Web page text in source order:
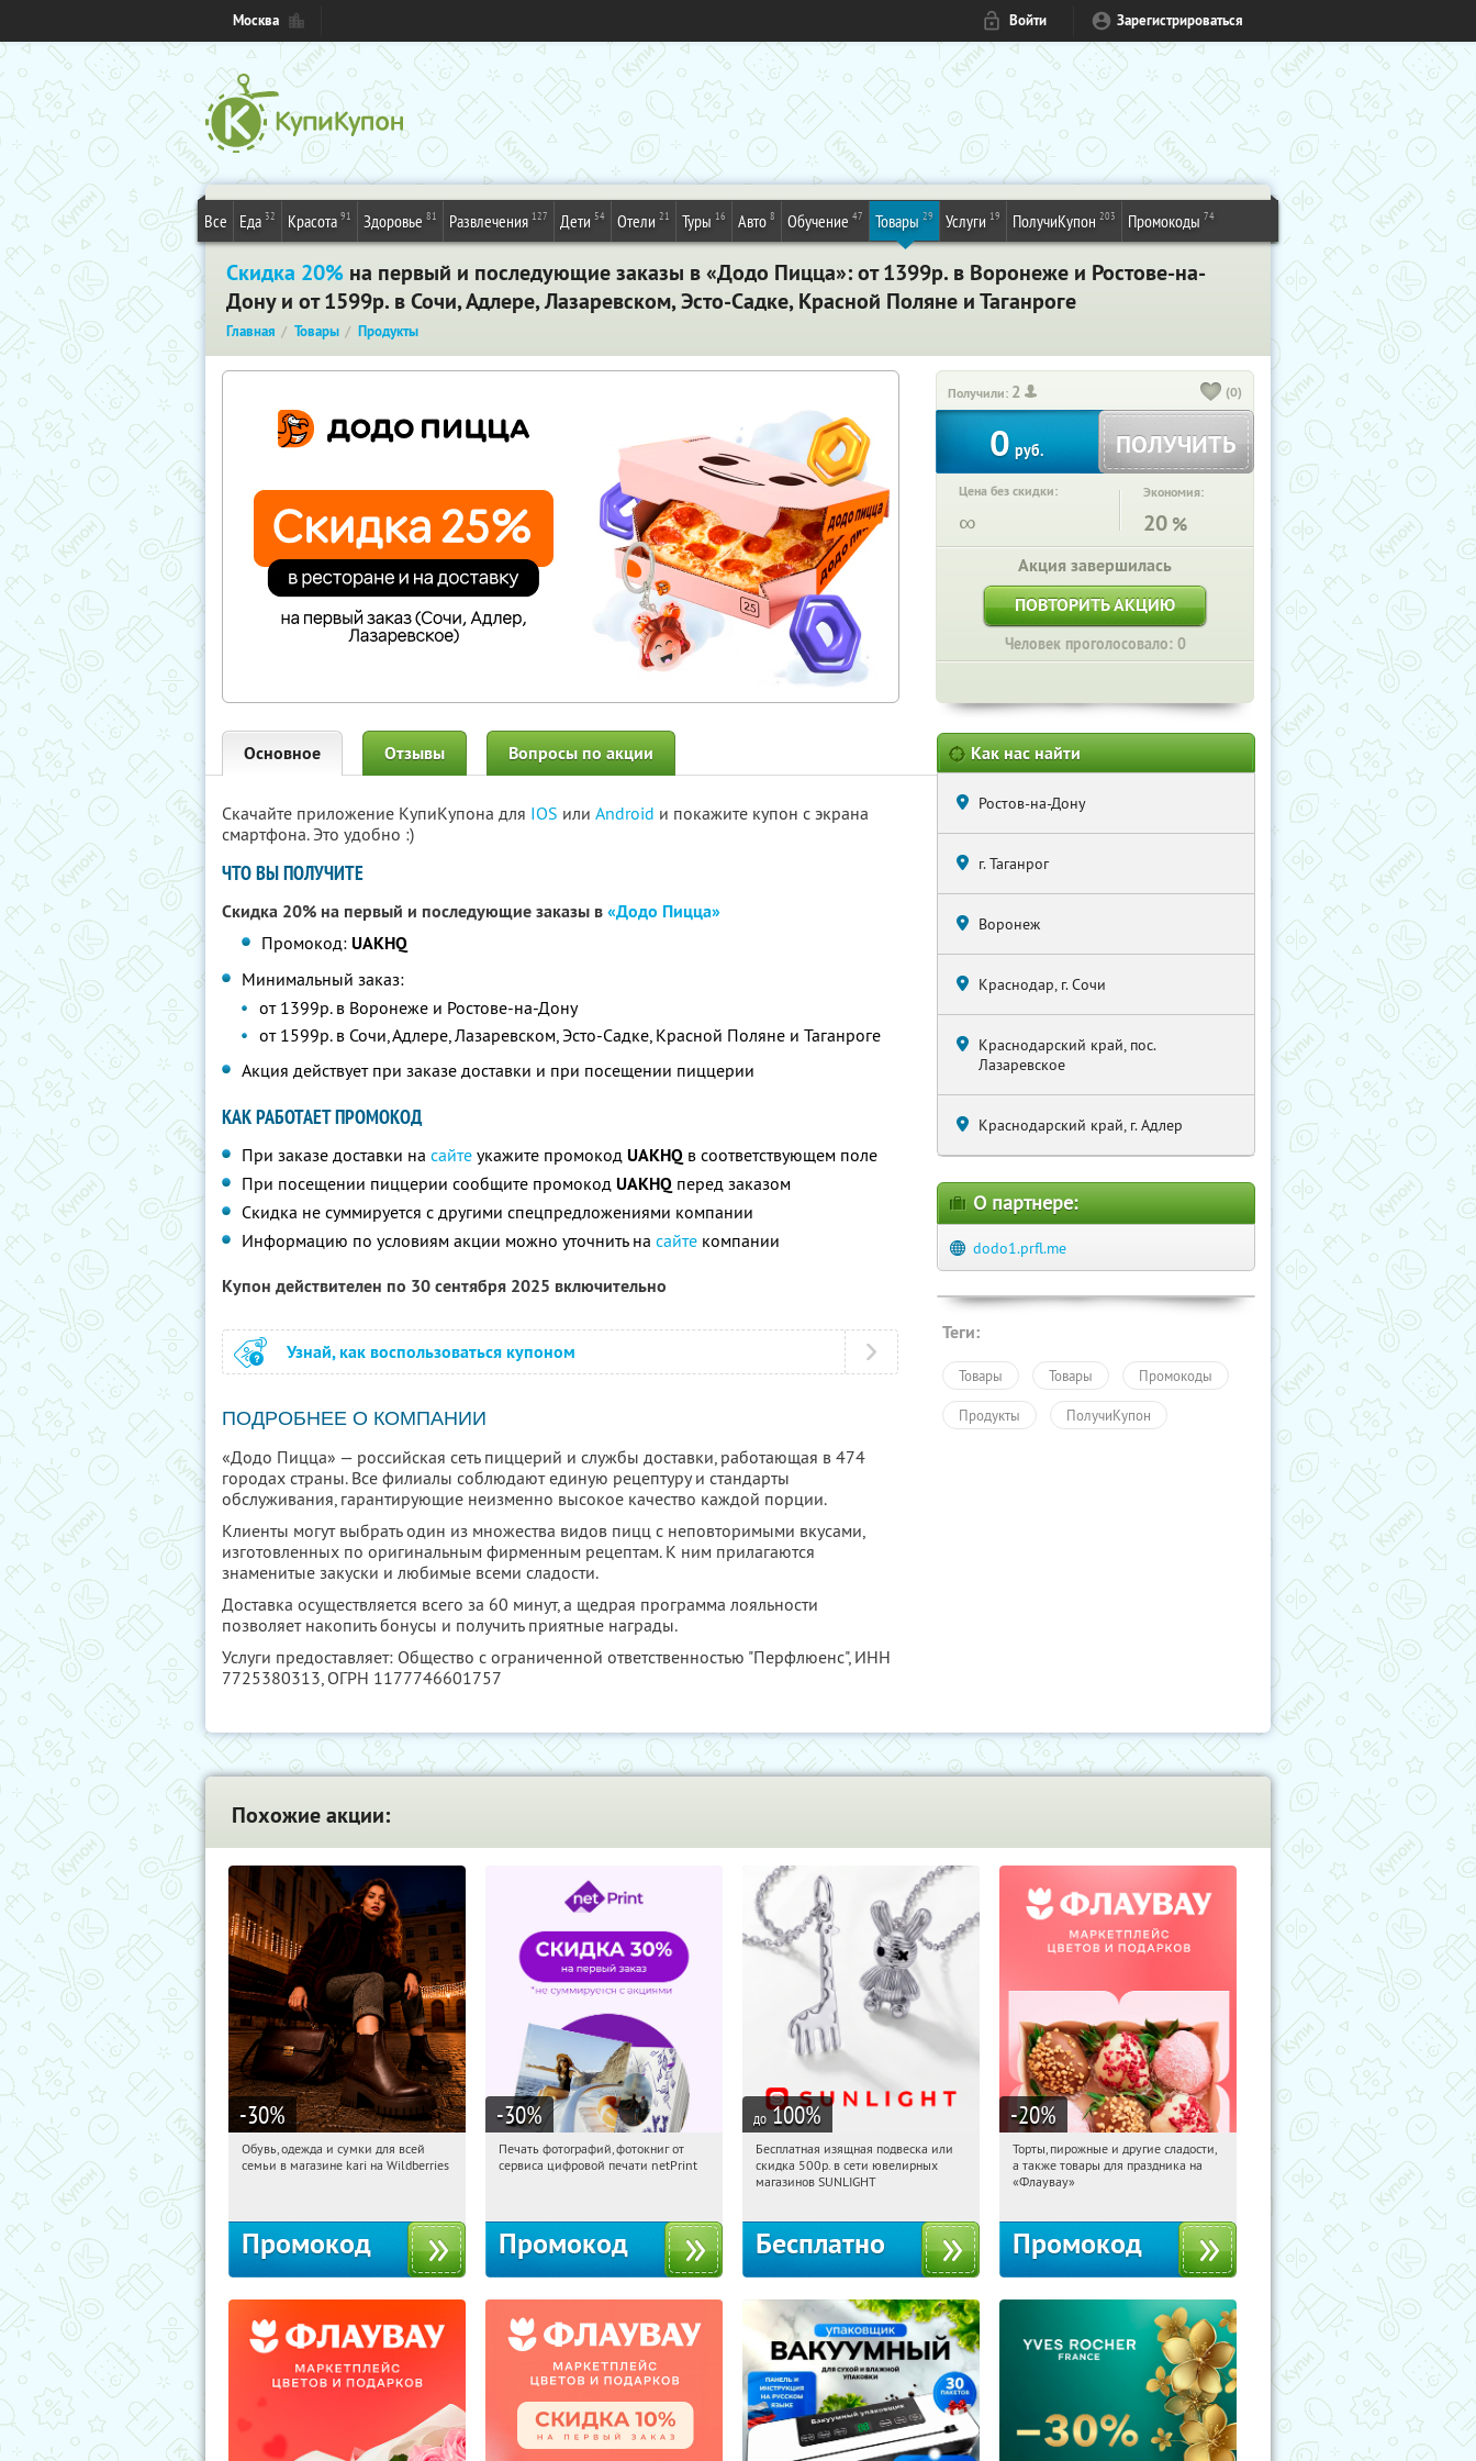
Москва Войти Зарегистрироваться
Все Еда 32 Красота 91 Здоровье 81 Развлечения 127 Дети 54 Отели 21 Туры 16 Авто 8 Обучение 47 Товары 29 Услуги 19 ПолучиКупон 203 Промокоды 74
Скидка 20% на первый и последующие заказы в «Додо Пицца»: от 1399р. в Воронеже и Ростове-на-
Дону и от 1599р. в Сочи, Адлере, Лазаревском, Эсто-Садке, Красной Поляне и Таганроге
Главная Товары Продукты
Получили: 2 (0)
0 руб. ПОЛУЧИТЬ
Цена без скидки:
∞
Экономия:
20 %
Акция завершилась
ПОВТОРИТЬ АКЦИЮ
Человек проголосовало: 0
Основное Отзывы Вопросы по акции
Скачайте приложение КупиКупона для IOS или Android и покажите купон с экрана
смартфона. Это удобно :)
ЧТО ВЫ ПОЛУЧИТЕ
Скидка 20% на первый и последующие заказы в«Додо Пицца»
Промокод:UAKHQ
Минимальный заказ:
от 1399р. в Воронеже и Ростове-на-Дону
от 1599р. в Сочи, Адлере, Лазаревском, Эсто-Садке, Красной Поляне и Таганроге
Акция действует при заказе доставки и при посещении пиццерии
КАК РАБОТАЕТ ПРОМОКОД
При заказе доставки на сайте укажите промокод UAKHQ в соответствующем поле
При посещении пиццерии сообщите промокод UAKHQ перед заказом
Скидка не суммируется с другими спецпредложениями компании
Информацию по условиям акции можно уточнить на сайте компании
Купон действителен по 30 сентября 2025 включительно
Узнай, как воспользоваться купоном
ПОДРОБНЕЕ О КОМПАНИИ
«Додо Пицца» — российская сеть пиццерий и службы доставки, работающая в 474
городах страны. Все филиалы соблюдают единую рецептуру и стандарты
обслуживания, гарантирующие неизменно высокое качество каждой порции.
Клиенты могут выбрать один из множества видов пицц с неповторимыми вкусами,
изготовленных по оригинальным фирменным рецептам. К ним прилагаются
знаменитые закуски и любимые всеми сладости.
Доставка осуществляется всего за 60 минут, а щедрая программа лояльности
позволяет накопить бонусы и получить приятные награды.
Услуги предоставляет: Общество с ограниченной ответственностью "Перфлюенс", ИНН
7725380313, ОГРН 1177746601757
Как нас найти
Ростов-на-Дону
г. Таганрог
Воронеж
Краснодар, г. Сочи
Краснодарский край, пос.
Лазаревское
Краснодарский край, г. Адлер
О партнере:
dodo1.prfl.me
Теги:
Товары Товары Промокоды
Продукты ПолучиКупон
Похожие акции:
-30%
16:19:42 Получили:
Обувь, одежда и сумки для всей
семьи в магазине kari на Wildberries
Промокод
-30%
16:19:42 Получили:
Печать фотографий, фотокниг от
сервиса цифровой печати netPrint
Промокод
до 100%
16:19:42 Получили:
Россия
Бесплатная изящная подвеска или
скидка 500р. в сети ювелирных
магазинов SUNLIGHT
Бесплатно
-20%
16:19:42 Получили:
Россия
Торты, пирожные и другие сладости,
а также товары для праздника на
«Флаувау»
Промокод